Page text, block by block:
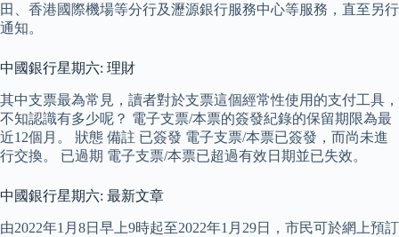
田、香港國際機場等分行及瀝源銀行服務中心等服務，直至另行
通知。
中國銀行星期六: 理財
其中支票最為常見，讀者對於支票這個經常性使用的支付工具，
不知認識有多少呢？ 電子支票/本票的簽發紀錄的保留期限為最
近12個月。 狀態 備註 已簽發 電子支票/本票已簽發，而尚未進
行交換。 已過期 電子支票/本票已超過有效日期並已失效。
中國銀行星期六: 最新文章
由2022年1月8日早上9時起至2022年1月29日，市民可於網上預訂